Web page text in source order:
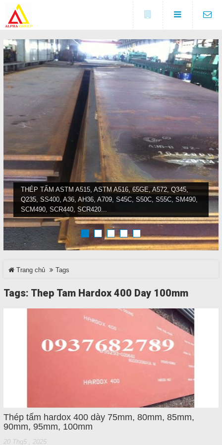
THÉP TẤM ASTM A515, ASTM A516, 65GE, A572, Q345,
Q235, SS400, A36, AH36, A709, S45C, S50C, S55C, SM490,
SCM490, SCR440, SCR420...
Trang chủ Tags
Tags: Thep Tam Hardox 400 Day 100mm
Thép tấm hardox 400 dày 75mm, 80mm, 85mm,
90mm, 95mm, 100mm
20 Thg5 , 2025
DANH MỤC
Sản phẩm
Liên hệ
Đóng
TRÊN MẠNG XÃ HỘI
Facebook
Google
LinkedIn
0937 682 789
LIÊN HỆ
Địa chỉ
Số 5A, KCX Linh Trung 1, P
Linh Trung, TP. Thủ Đức, TP.
HCM
0937682789
(0274) 3729 333
COPYRIGHT 2016. ALL RIGHTS RESERVED